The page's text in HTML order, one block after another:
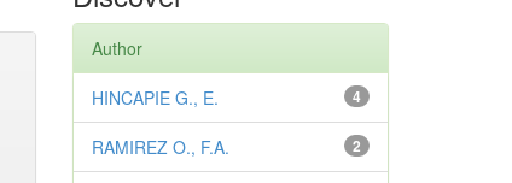
Author
4
HINCAPIE G., E.
2
RAMIREZ O., F.A.